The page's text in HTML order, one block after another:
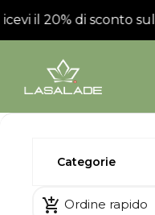
il 20% di sconto
Categorie
 Ordine rapido